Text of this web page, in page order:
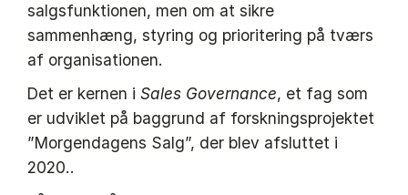
salgsfunktionen, men om at sikre
sammenhæng, styring og prioritering på tværs
af organisationen.
Det er kernen i Sales Governance, et fag som
er udviklet på baggrund af forskningsprojektet
”Morgendagens Salg”, der blev afsluttet i
2020..